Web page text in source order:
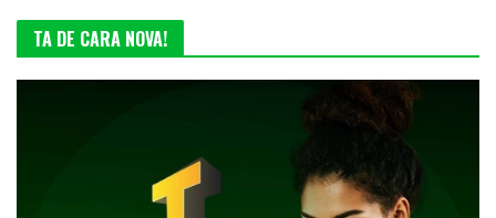
TA DE CARA NOVA!